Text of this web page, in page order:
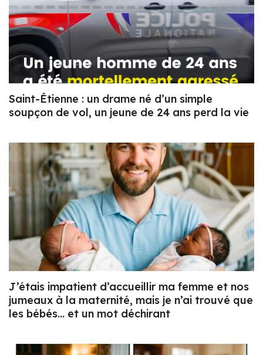
Saint-Étienne : un drame né d’un simple
soupçon de vol, un jeune de 24 ans perd la vie
J’étais impatient d’accueillir ma femme et nos
jumeaux à la maternité, mais je n’ai trouvé que
les bébés… et un mot déchirant